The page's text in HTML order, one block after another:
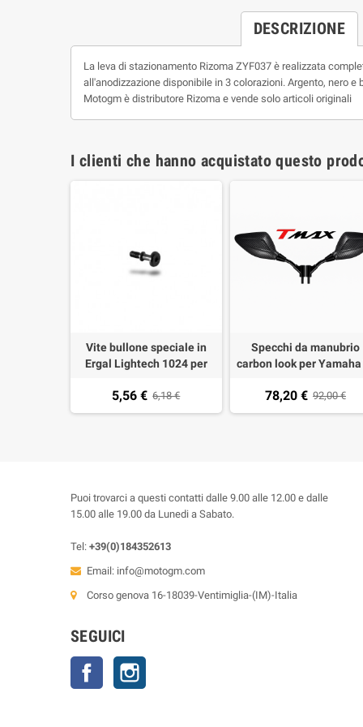
DESCRIZIONE
La leva di stazionamento Rizoma ZYF037 è realizzata
all'anodizzazione disponibile in 3 colorazioni. Argento, nero
Motogm è distributore Rizoma e vende solo articoli originali
I clienti che hanno acquistato questo
Vite bullone speciale in
Ergal Lightech 1024 per
530 (1 pezzo)
5,56 € 6,18 €
Specchi da manubrio
carbon look per Yamaha
12- omologati (1 coppia)
78,20 € 92,00 €
Puoi trovarci a questi contatti dalle 9.00 alle 12.00 e dalle
15.00 alle 19.00 da Lunedi a Sabato.
Tel: +39(0)184352613
Email: info@motogm.com
Corso genova 16-18039-Ventimiglia-(IM)-Italia
SEGUICI
Facebook